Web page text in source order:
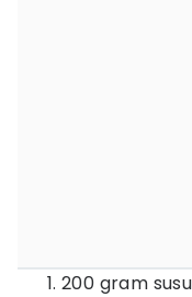
200 gram